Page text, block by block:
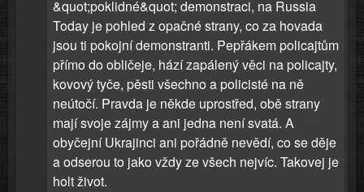
&quot;poklidné&quot; demonstraci, na Russia
Today je pohled z opačné strany, co za hovada
jsou ti pokojní demonstranti. Pepřákem policajtům
přímo do obličeje, hází zapálený věci na policajty,
kovový tyče, pěsti všechno a policisté na ně
neútočí. Pravda je někde uprostřed, obě strany
mají svoje zájmy a ani jedna není svatá. A
obyčejní Ukrajinci ani pořádně nevědí, co se děje
a odserou to jako vždy ze všech nejvíc. Takovej je
holt život.